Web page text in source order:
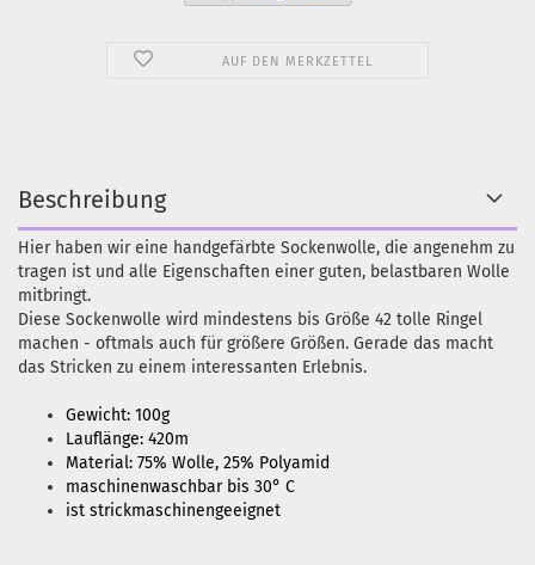
AUF DEN MERKZETTEL
Beschreibung
Hier haben wir eine handgefärbte Sockenwolle, die angenehm zu
tragen ist und alle Eigenschaften einer guten, belastbaren Wolle
mitbringt.
Diese Sockenwolle wird mindestens bis Größe 42 tolle Ringel
machen - oftmals auch für größere Größen. Gerade das macht
das Stricken zu einem interessanten Erlebnis.
Gewicht: 100g
Lauflänge: 420m
Material: 75% Wolle, 25% Polyamid
maschinenwaschbar bis 30° C
ist strickmaschinengeeignet